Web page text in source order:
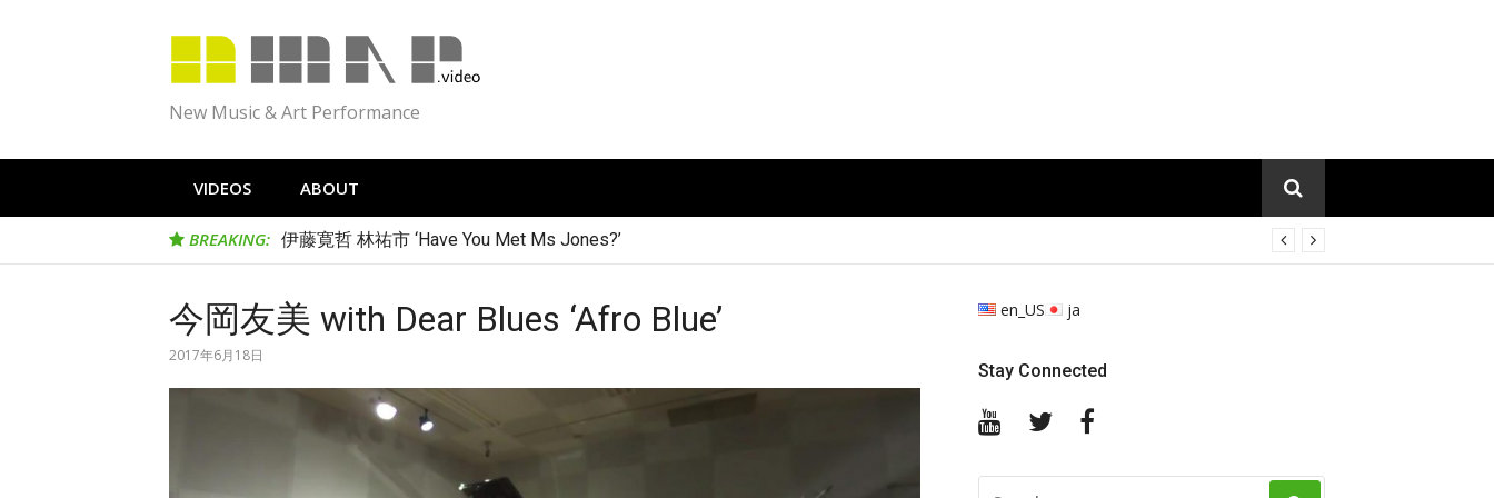
New Music & Art Performance
VIDEOS ABOUT
BREAKING: 伊藤寛哲 林祐市 ‘Have You Met Ms Jones?’
今岡友美 with Dear Blues ‘Afro Blue’
2017年6月18日
en_US ja
Stay Connected
YouTubeTwitter